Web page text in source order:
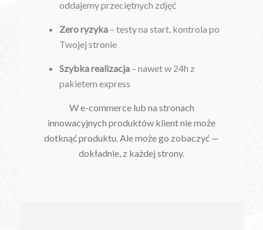
oddajemy przeciętnych zdjęć
Zero ryzyka – testy na start, kontrola po
Twojej stronie
Szybka realizacja – nawet w 24h z
pakietem express
W e-commerce lub na stronach
innowacyjnych produktów klient nie może
dotknąć produktu. Ale może go zobaczyć —
dokładnie, z każdej strony.